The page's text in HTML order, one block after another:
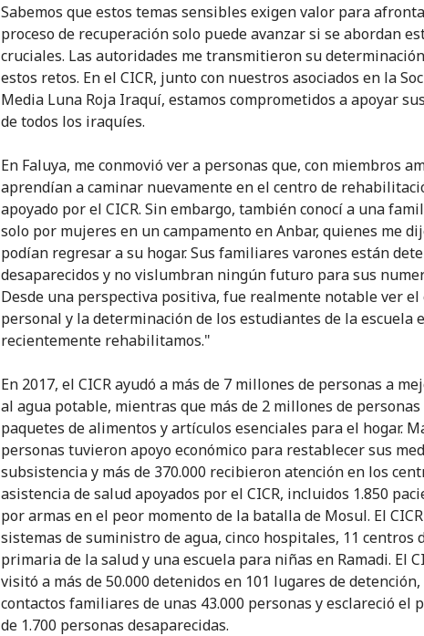
Sabemos que estos temas sensibles exigen valor para
proceso de recuperación solo puede avanzar si se abordan
cruciales. Las autoridades me transmitieron su
estos retos. En el CICR, junto con nuestros asociados en la
Media Luna Roja Iraquí, estamos comprometidos a apoyar
de todos los iraquíes.
En Faluya, me conmovió ver a personas que, con miembros
aprendían a caminar nuevamente en el centro de
apoyado por el CICR. Sin embargo, también conocí a una
solo por mujeres en un campamento en Anbar, quienes me
podían regresar a su hogar. Sus familiares varones están
desaparecidos y no vislumbran ningún futuro para sus
Desde una perspectiva positiva, fue realmente notable ver
personal y la determinación de los estudiantes de la escuela
recientemente rehabilitamos."
En 2017, el CICR ayudó a más de 7 millones de personas a
al agua potable, mientras que más de 2 millones de
paquetes de alimentos y artículos esenciales para el hogar.
personas tuvieron apoyo económico para restablecer sus
subsistencia y más de 370.000 recibieron atención en los
asistencia de salud apoyados por el CICR, incluidos 1.850
por armas en el peor momento de la batalla de Mosul. El
sistemas de suministro de agua, cinco hospitales, 11 centros
primaria de la salud y una escuela para niñas en Ramadi. El
visitó a más de 50.000 detenidos en 101 lugares de
contactos familiares de unas 43.000 personas y esclareció el
de 1.700 personas desaparecidas.